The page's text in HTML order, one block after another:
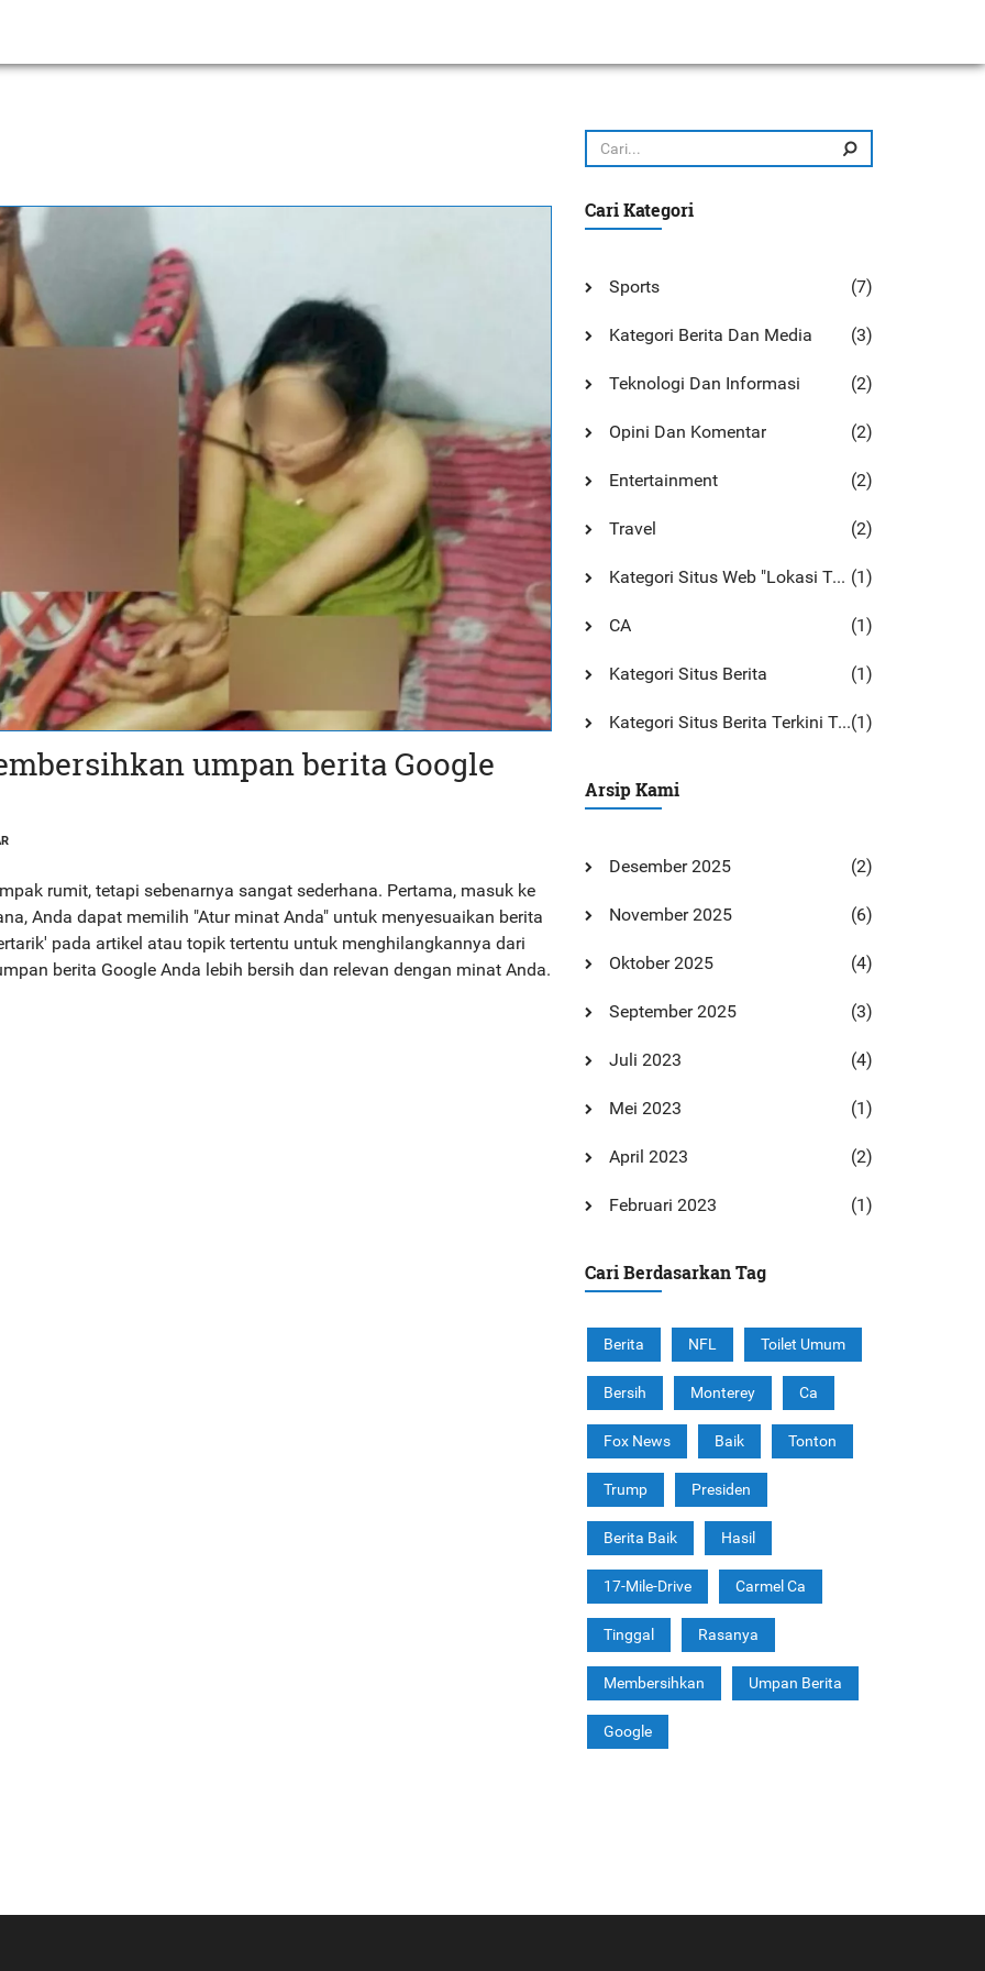
umpan berita Google
rumit, tetapi sebenarnya sangat sederhana. Pertama, masuk ke
Anda dapat memilih "Atur minat Anda" untuk menyesuaikan berita
pada artikel atau topik tertentu untuk menghilangkannya dari
berita Google Anda lebih bersih dan relevan dengan minat Anda.
Cari Kategori
Sports (7)
Kategori Berita Dan Media (3)
Teknologi Dan Informasi (2)
Opini Dan Komentar (2)
Entertainment (2)
Travel (2)
Kategori Situs Web "Lokasi Toilet Umum Bersih Di Monterey (1)
CA (1)
Kategori Situs Berita (1)
Kategori Situs Berita Terkini Tentang Presiden Trump(1)
Arsip Kami
Desember 2025 (2)
November 2025 (6)
Oktober 2025 (4)
September 2025 (3)
Juli 2023 (4)
Mei 2023 (1)
April 2023 (2)
Februari 2023 (1)
Cari Berdasarkan Tag
Berita NFL Toilet Umum
Bersih Monterey Ca
Fox News Baik Tonton
Trump Presiden
Berita Baik Hasil
17-Mile-Drive Carmel Ca
Tinggal Rasanya
Membersihkan Umpan Berita
Google